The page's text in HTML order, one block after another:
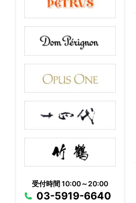
受付時間 10:00～20:00
03-5919-6640